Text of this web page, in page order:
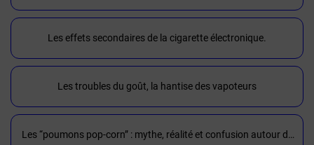
Les effets secondaires de la cigarette électronique.
Les troubles du goût, la hantise des vapoteurs
Les “poumons pop-corn” : mythe, réalité et confusion autour de